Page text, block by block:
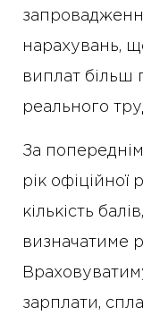
нарахувань,
виплат більш
реального
За
рік
кількість
визначатиме
зарплати,